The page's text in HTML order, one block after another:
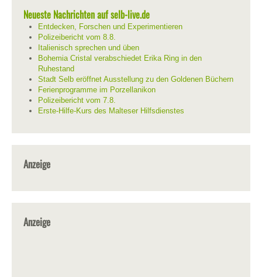
Neueste Nachrichten auf selb-live.de
Entdecken, Forschen und Experimentieren
Polizeibericht vom 8.8.
Italienisch sprechen und üben
Bohemia Cristal verabschiedet Erika Ring in den
Ruhestand
Stadt Selb eröffnet Ausstellung zu den Goldenen Büchern
Ferienprogramme im Porzellanikon
Polizeibericht vom 7.8.
Erste-Hilfe-Kurs des Malteser Hilfsdienstes
Anzeige
Anzeige